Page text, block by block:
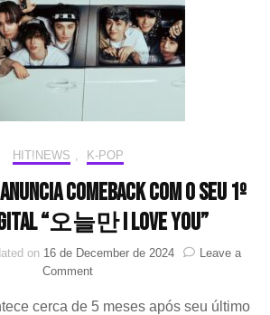
HIT!NEWS K-POP
anuncia comeback com o seu 1º
“오늘만 I LOVE YOU”
on 16 de December de 2024
Leave a
Commenton
anuncia
cerca de 5 meses após seu último